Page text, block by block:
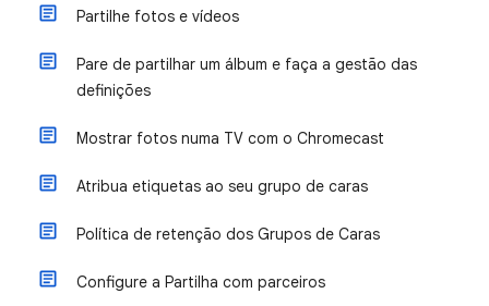
Partilhe fotos e vídeos
Pare de partilhar um álbum e faça a gestão das
definições
Mostrar fotos numa TV com o Chromecast
Atribua etiquetas ao seu grupo de caras
Política de retenção dos Grupos de Caras
Configure a Partilha com parceiros